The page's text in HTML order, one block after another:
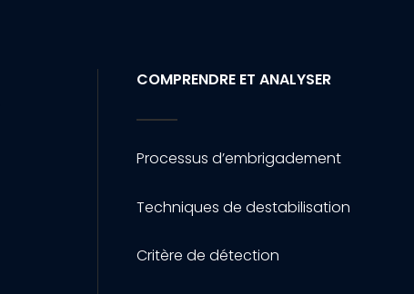
COMPRENDRE ET ANALYSER
Processus d’embrigadement
Techniques de destabilisation
Critère de détection